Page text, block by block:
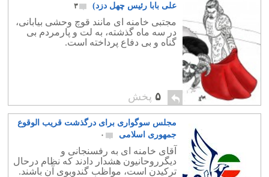
علی بابا رئیس چهل دزد)
۳
مجتبی خامنه ای مانند قوچ وحشی بیابانی،
در سه ماه گذشته، به لت و پارمردم بی
گناه و بی دفاع پرداخته است.
۵ پخش
مجلس سوگواری برای درگذشت قریب الوقوع
جمهوری اسلامی
۰
آقای خامنه ای به رفسنجانی و
دیگرروحانیون هشدار دادند که نظام درحال
ترکیدن است، مواظب گندوبوی آن باشند.